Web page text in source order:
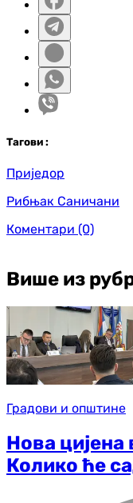
Тагови :
Приједор
Рибњак Саничани
Коментари (0)
Више из
Градови и општине
Нова цијена
Колико ће